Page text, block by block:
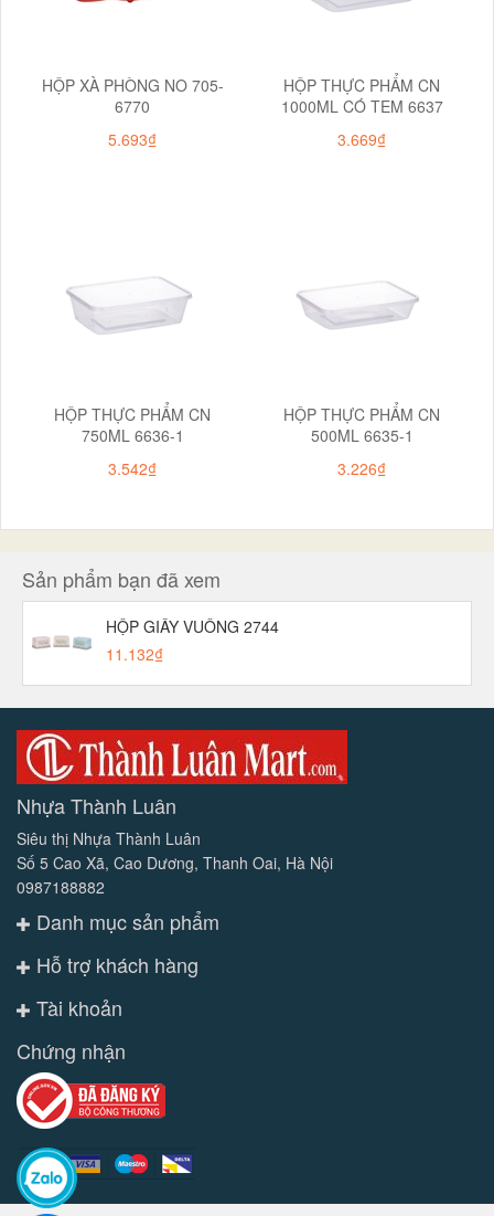
HỘP XÀ PHÒNG NO 705-
6770
5.693₫
HỘP THỰC PHẨM CN
1000ML CÓ TEM 6637
3.669₫
HỘP THỰC PHẨM CN
750ML 6636-1
3.542₫
HỘP THỰC PHẨM CN
500ML 6635-1
3.226₫
Sản phẩm bạn đã xem
HỘP GIẤY VUÔNG 2744
11.132₫
Nhựa Thành Luân
Siêu thị Nhựa Thành Luân
Số 5 Cao Xã, Cao Dương, Thanh Oai, Hà Nội
0987188882
Danh mục sản phẩm
Hỗ trợ khách hàng
Tài khoản
Chứng nhận